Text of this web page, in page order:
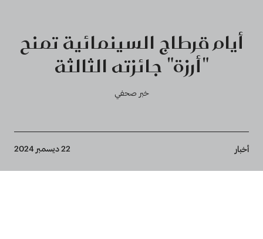
أيام قرطاج السينمائية تمنح
"أرزة" جائزته الثالثة
خبر صحفي
Breadcrumb
أخبار 22 ديسمبر 2024